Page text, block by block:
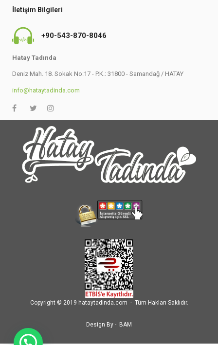
İletişim Bilgileri
+90-543-870-8046
Hatay Tadında
Deniz Mah. 18. Sokak No:17 - P.K.: 31800 - Samandağ / HATAY
info@hataytadinda.com
Copyright © 2019 hataytadinda.com - Tüm Hakları Saklıdır.
Design By - BAM